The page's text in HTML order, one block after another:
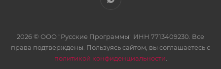
2026 © ООО "Русские Программы" ИНН 7713409230. Все
права подтверждены. Пользуясь сайтом, вы соглашаетесь с
политикой конфиденциальности